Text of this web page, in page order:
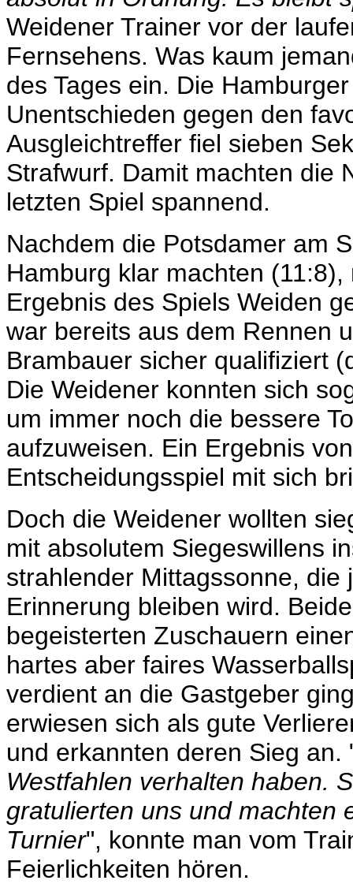
Weidener Trainer vor der
Fernsehens. Was kaum
des Tages ein. Die
Unentschieden gegen den
Ausgleichtreffer fiel sieben
Strafwurf. Damit machten die
letzten Spiel spannend.
Nachdem die Potsdamer am
Hamburg klar machten
Ergebnis des Spiels Weiden
war bereits aus dem Rennen
Brambauer sicher qualifiziert
Die Weidener konnten sich
um immer noch die bessere
aufzuweisen. Ein Ergebnis
Entscheidungsspiel mit sich
Doch die Weidener wollten
mit absolutem Siegeswillens
strahlender Mittagssonne, die
Erinnerung bleiben wird.
begeisterten Zuschauern
hartes aber faires
verdient an die Gastgeber
erwiesen sich als gute
und erkannten deren Sieg an.
Westfahlen verhalten haben.
gratulierten uns und machten
Turnier", konnte man vom
Feierlichkeiten hören.